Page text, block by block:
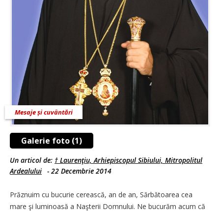
Galerie foto (1)
Mesaje și cuvântări
Un articol de: † Laurenţiu, Arhiepiscopul Sibiului, Mitropolitul
Ardealului - 22 Decembrie 2014
Prăznuim cu bucurie cerească, an de an, Sărbătoarea cea
mare şi luminoasă a Naşterii Domnului. Ne bucurăm acum că